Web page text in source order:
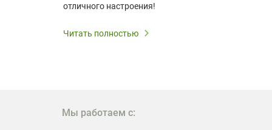
отличного настроения!
Читать полностью
Мы работаем с: